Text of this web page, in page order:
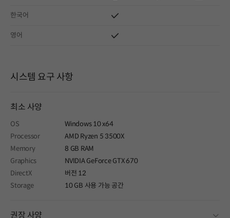
한국어
영어
시스템 요구 사항
최소 사양
OS
Windows 10 x64
Processor
AMD Ryzen 5 3500X
Memory
8 GB RAM
Graphics
NVIDIA GeForce GTX 670
DirectX
버전 12
Storage
10 GB 사용 가능 공간
권장 사양